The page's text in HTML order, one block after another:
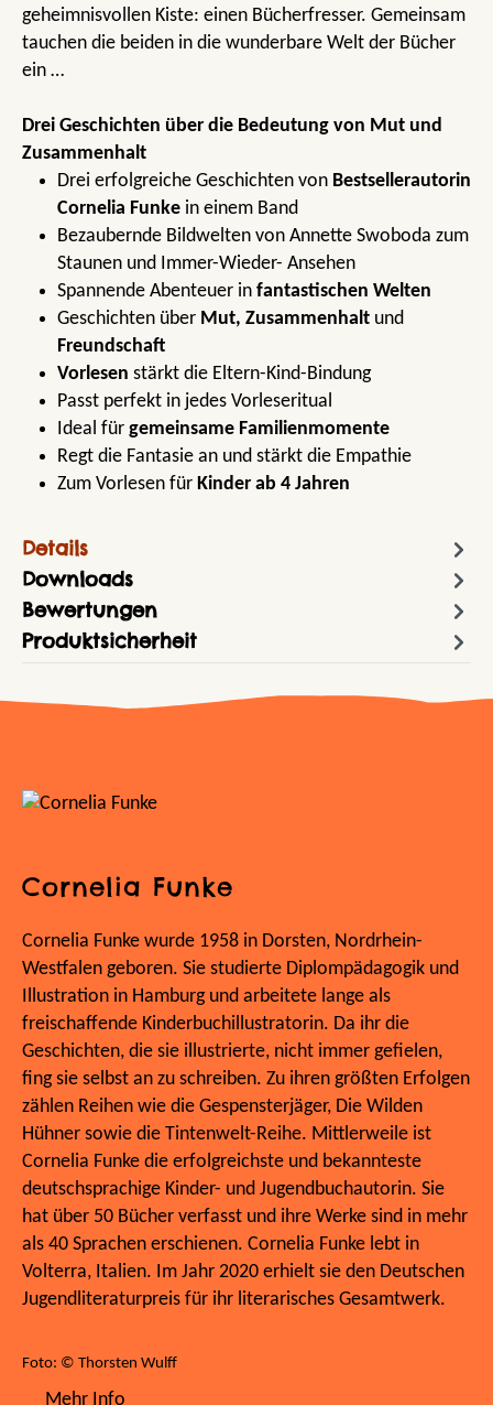
geheimnisvollen Kiste: einen Bücherfresser. Gemeinsam
tauchen die beiden in die wunderbare Welt der Bücher
ein …
Drei Geschichten über die Bedeutung von Mut und
Zusammenhalt
Drei erfolgreiche Geschichten von Bestsellerautorin
Cornelia Funke in einem Band
Bezaubernde Bildwelten von Annette Swoboda zum
Staunen und Immer-Wieder- Ansehen
Spannende Abenteuer in fantastischen Welten
Geschichten über Mut, Zusammenhalt und
Freundschaft
Vorlesen stärkt die Eltern-Kind-Bindung
Passt perfekt in jedes Vorleseritual
Ideal für gemeinsame Familienmomente
Regt die Fantasie an und stärkt die Empathie
Zum Vorlesen für Kinder ab 4 Jahren
Details
Downloads
Bewertungen
Produktsicherheit
Cornelia Funke
Cornelia Funke wurde 1958 in Dorsten, Nordrhein-
Westfalen geboren. Sie studierte Diplompädagogik und
Illustration in Hamburg und arbeitete lange als
freischaffende Kinderbuchillustratorin. Da ihr die
Geschichten, die sie illustrierte, nicht immer gefielen,
fing sie selbst an zu schreiben. Zu ihren größten Erfolgen
zählen Reihen wie die Gespensterjäger, Die Wilden
Hühner sowie die Tintenwelt-Reihe. Mittlerweile ist
Cornelia Funke die erfolgreichste und bekannteste
deutschsprachige Kinder- und Jugendbuchautorin. Sie
hat über 50 Bücher verfasst und ihre Werke sind in mehr
als 40 Sprachen erschienen. Cornelia Funke lebt in
Volterra, Italien. Im Jahr 2020 erhielt sie den Deutschen
Jugendliteraturpreis für ihr literarisches Gesamtwerk.
Foto: © Thorsten Wulff
Mehr Info